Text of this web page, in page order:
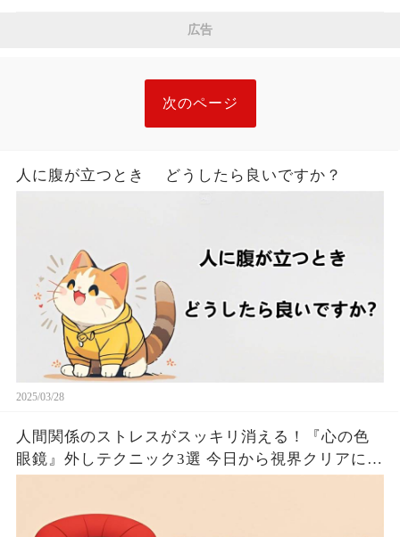
広告
次のページ
人に腹が立つとき どうしたら良いですか？
2025/03/28
人間関係のストレスがスッキリ消える！『心の色
眼鏡』外しテクニック3選 今日から視界クリアにな